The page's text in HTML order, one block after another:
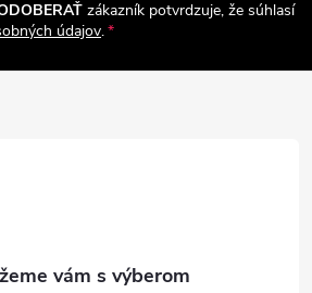
zákazník potvrdzuje, že súhlasí
údajov.